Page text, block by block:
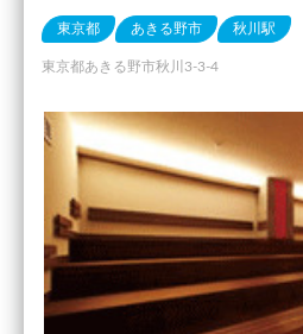
東京都 あきる野市 秋川駅
東京都あきる野市秋川3-3-4